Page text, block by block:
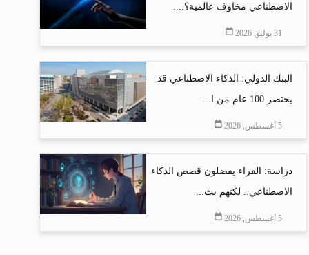
الاصطناعي مخاوف عالمية؟....
31 يوليو, 2026
البنك الدولي: الذكاء الاصطناعي قد
يختصر 100 عام من ا...
5 أغسطس, 2026
دراسة: القراء يفضلون قصص الذكاء
الاصطناعي.. لكنهم يث...
5 أغسطس, 2026